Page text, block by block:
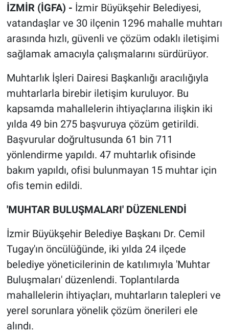
İZMİR (İGFA) - İzmir Büyükşehir Belediyesi,
vatandaşlar ve 30 ilçenin 1296 mahalle muhtarı
arasında hızlı, güvenli ve çözüm odaklı iletişimi
sağlamak amacıyla çalışmalarını sürdürüyor.
Muhtarlık İşleri Dairesi Başkanlığı aracılığıyla
muhtarlarla birebir iletişim kuruluyor. Bu
kapsamda mahallelerin ihtiyaçlarına ilişkin iki
yılda 49 bin 275 başvuruya çözüm getirildi.
Başvurular doğrultusunda 61 bin 711
yönlendirme yapıldı. 47 muhtarlık ofisinde
bakım yapıldı, ofisi bulunmayan 15 muhtar için
ofis temin edildi.
'MUHTAR BULUŞMALARI' DÜZENLENDİ
İzmir Büyükşehir Belediye Başkanı Dr. Cemil
Tugay'ın öncülüğünde, iki yılda 24 ilçede
belediye yöneticilerinin de katılımıyla 'Muhtar
Buluşmaları' düzenlendi. Toplantılarda
mahallelerin ihtiyaçları, muhtarların talepleri ve
yerel sorunlara yönelik çözüm önerileri ele
alındı.